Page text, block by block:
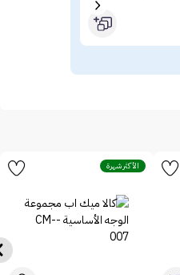
الأكثر شهرة